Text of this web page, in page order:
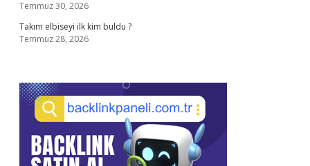
Temmuz 30, 2026
Takım elbiseyi ilk kim buldu ?
Temmuz 28, 2026